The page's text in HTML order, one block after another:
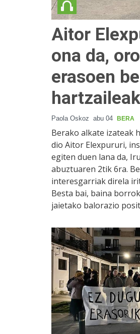
Aitor
ona da,
erasoen
Paola Oskoz abu 04 BERA
Berako alkate izateak
dio Aitor Elexpururi,
egiten duen lana da,
abuztuaren 2tik 6ra.
interesgarriak direla
Besta bai, baina
jaietako balorazio